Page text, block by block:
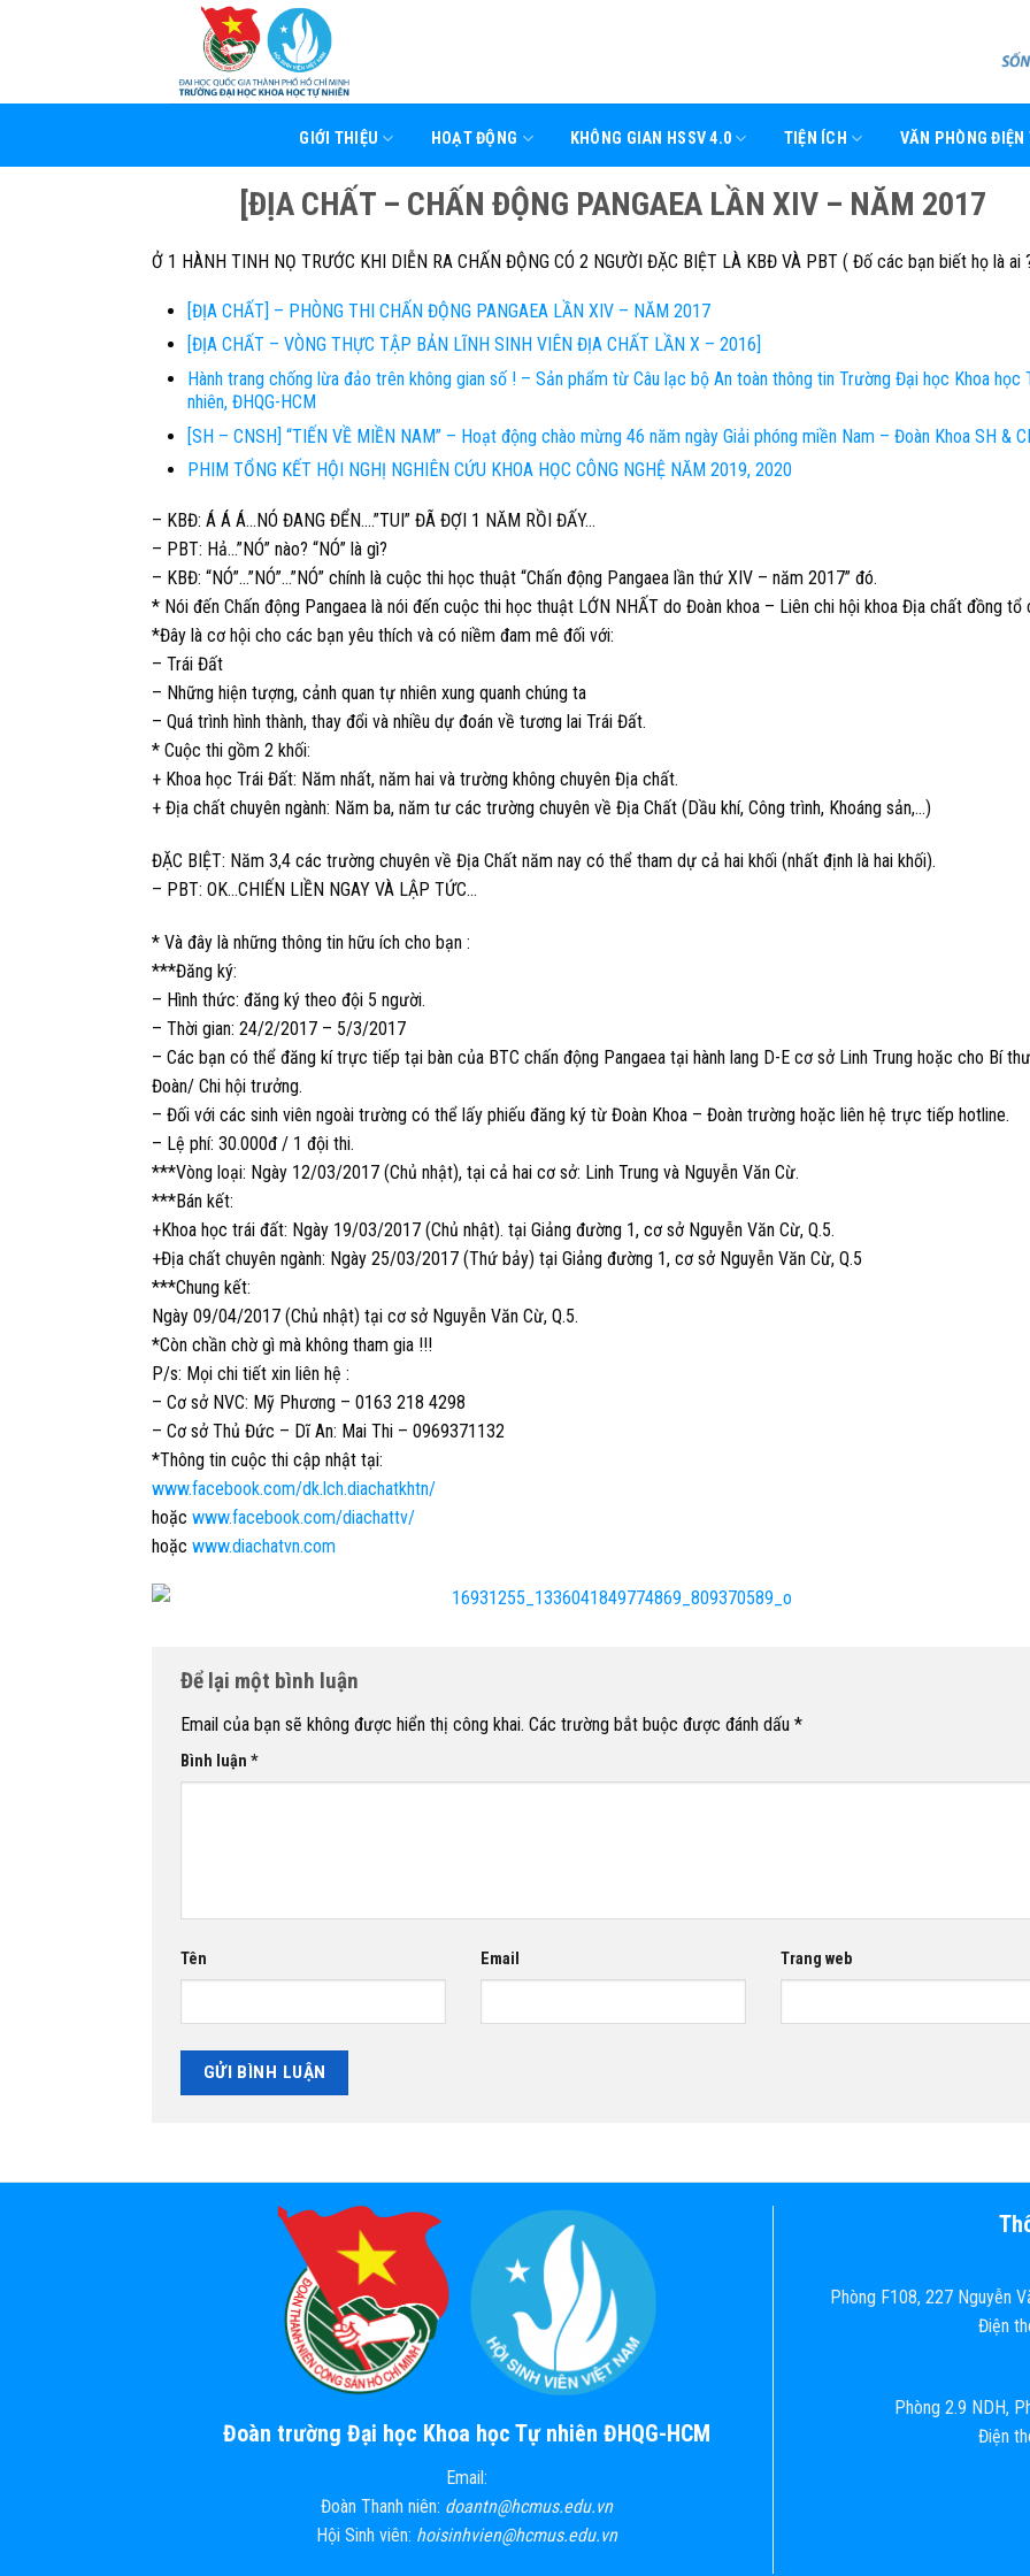
GIỚI THIỆU HOẠT ĐỘNG KHÔNG GIAN HSSV 4.0 TIỆN ÍCH VĂN PHÒNG ĐIỆN
[ĐỊA CHẤT – CHẤN ĐỘNG PANGAEA LẦN XIV – NĂM 2017
Ở 1 HÀNH TINH NỌ TRƯỚC KHI DIỄN RA CHẤN ĐỘNG CÓ 2 NGƯỜI ĐẶC BIỆT LÀ KBĐ VÀ PBT ( Đố các bạn biết họ là ai
[ĐỊA CHẤT] – PHÒNG THI CHẤN ĐỘNG PANGAEA LẦN XIV – NĂM 2017
[ĐỊA CHẤT – VÒNG THỰC TẬP BẢN LĨNH SINH VIÊN ĐỊA CHẤT LẦN X – 2016]
Hành trang chống lừa đảo trên không gian số ! – Sản phẩm từ Câu lạc bộ An toàn thông tin Trường Đại học Khoa học
nhiên, ĐHQG-HCM
[SH – CNSH] “TIẾN VỀ MIỀN NAM” – Hoạt động chào mừng 46 năm ngày Giải phóng miền Nam – Đoàn Khoa SH &
PHIM TỔNG KẾT HỘI NGHỊ NGHIÊN CỨU KHOA HỌC CÔNG NGHỆ NĂM 2019, 2020
– KBĐ: Á Á Á…NÓ ĐANG ĐỂN….”TUI” ĐÃ ĐỢI 1 NĂM RỒI ĐẤY…
– PBT: Hả…”NÓ” nào? “NÓ” là gì?
– KBĐ: “NÓ”…”NÓ”…”NÓ” chính là cuộc thi học thuật “Chấn động Pangaea lần thứ XIV – năm 2017” đó.
* Nói đến Chấn động Pangaea là nói đến cuộc thi học thuật LỚN NHẤT do Đoàn khoa – Liên chi hội khoa Địa chất đồng tổ
*Đây là cơ hội cho các bạn yêu thích và có niềm đam mê đối với:
– Trái Đất
– Những hiện tượng, cảnh quan tự nhiên xung quanh chúng ta
– Quá trình hình thành, thay đổi và nhiều dự đoán về tương lai Trái Đất.
* Cuộc thi gồm 2 khối:
+ Khoa học Trái Đất: Năm nhất, năm hai và trường không chuyên Địa chất.
+ Địa chất chuyên ngành: Năm ba, năm tư các trường chuyên về Địa Chất (Dầu khí, Công trình, Khoáng sản,…)
ĐẶC BIỆT: Năm 3,4 các trường chuyên về Địa Chất năm nay có thể tham dự cả hai khối (nhất định là hai khối).
– PBT: OK…CHIẾN LIỀN NGAY VÀ LẬP TỨC…
* Và đây là những thông tin hữu ích cho bạn :
***Đăng ký:
– Hình thức: đăng ký theo đội 5 người.
– Thời gian: 24/2/2017 – 5/3/2017
– Các bạn có thể đăng kí trực tiếp tại bàn của BTC chấn động Pangaea tại hành lang D-E cơ sở Linh Trung hoặc cho Bí
Đoàn/ Chi hội trưởng.
– Đối với các sinh viên ngoài trường có thể lấy phiếu đăng ký từ Đoàn Khoa – Đoàn trường hoặc liên hệ trực tiếp hotline.
– Lệ phí: 30.000đ / 1 đội thi.
***Vòng loại: Ngày 12/03/2017 (Chủ nhật), tại cả hai cơ sở: Linh Trung và Nguyễn Văn Cừ.
***Bán kết:
+Khoa học trái đất: Ngày 19/03/2017 (Chủ nhật). tại Giảng đường 1, cơ sở Nguyễn Văn Cừ, Q.5.
+Địa chất chuyên ngành: Ngày 25/03/2017 (Thứ bảy) tại Giảng đường 1, cơ sở Nguyễn Văn Cừ, Q.5
***Chung kết:
Ngày 09/04/2017 (Chủ nhật) tại cơ sở Nguyễn Văn Cừ, Q.5.
*Còn chần chờ gì mà không tham gia !!!
P/s: Mọi chi tiết xin liên hệ :
– Cơ sở NVC: Mỹ Phương – 0163 218 4298
– Cơ sở Thủ Đức – Dĩ An: Mai Thi – 0969371132
*Thông tin cuộc thi cập nhật tại:
www.facebook.com/dk.lch.diachatkhtn/
hoặc www.facebook.com/diachattv/
hoặc www.diachatvn.com
Để lại một bình luận
Email của bạn sẽ không được hiển thị công khai. Các trường bắt buộc được đánh dấu *
Bình luận *
Tên Email Trang web
Đoàn trường Đại học Khoa học Tự nhiên ĐHQG-HCM
Email:
Đoàn Thanh niên: doantn@hcmus.edu.vn
Hội Sinh viên: hoisinhvien@hcmus.edu.vn
Phòng F108, 227 Nguyễn
Điện
Phòng 2.9 NDH,
Điện